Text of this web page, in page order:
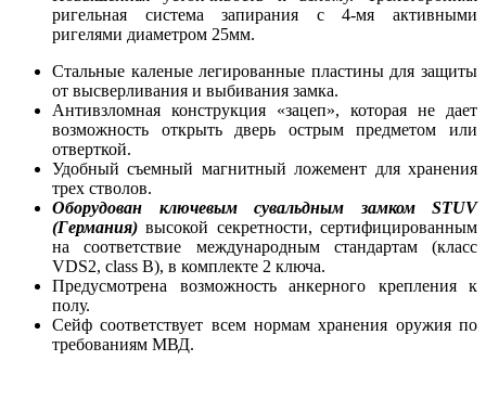
ригельная система запирания с 4-мя активными
ригелями диаметром 25мм.
Стальные каленые легированные пластины для защиты
от высверливания и выбивания замка.
Антивзломная конструкция «зацеп», которая не дает
возможность открыть дверь острым предметом или
отверткой.
Удобный съемный магнитный ложемент для хранения
трех стволов.
Оборудован ключевым сувальдным замком STUV
(Германия) высокой секретности, сертифицированным
на соответствие международным стандартам (класс
VDS2, class B), в комплекте 2 ключа.
Предусмотрена возможность анкерного крепления к
полу.
Сейф соответствует всем нормам хранения оружия по
требованиям МВД.